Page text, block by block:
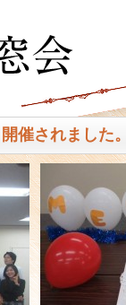
催されました